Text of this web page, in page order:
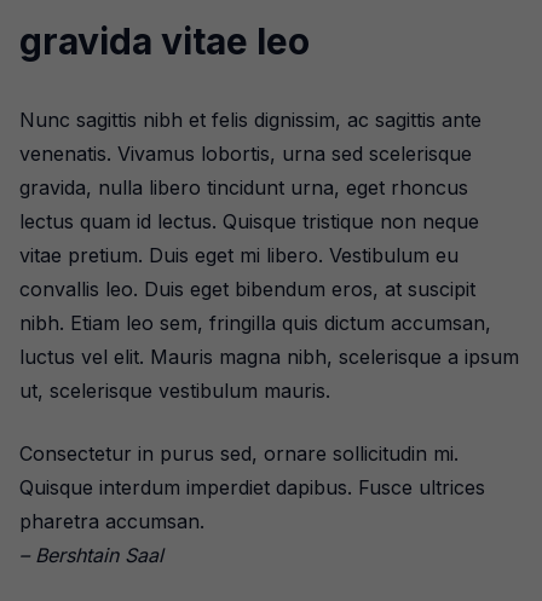
gravida vitae leo
Nunc sagittis nibh et felis dignissim, ac sagittis ante
venenatis. Vivamus lobortis, urna sed scelerisque
gravida, nulla libero tincidunt urna, eget rhoncus
lectus quam id lectus. Quisque tristique non neque
vitae pretium. Duis eget mi libero. Vestibulum eu
convallis leo. Duis eget bibendum eros, at suscipit
nibh. Etiam leo sem, fringilla quis dictum accumsan,
luctus vel elit. Mauris magna nibh, scelerisque a ipsum
ut, scelerisque vestibulum mauris.
Consectetur in purus sed, ornare sollicitudin mi.
Quisque interdum imperdiet dapibus. Fusce ultrices
pharetra accumsan.
– Bershtain Saal